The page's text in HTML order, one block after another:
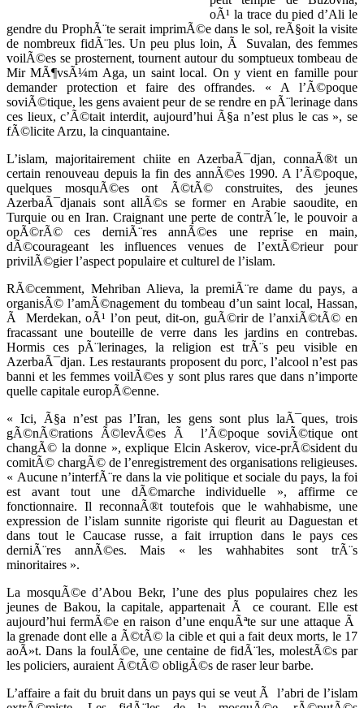
oÃ¹ la trace du pied d’Ali le
gendre du ProphÃ¨te serait imprimÃ©e dans le sol, reÃ§oit la visite
de nombreux fidÃ¨les. Un peu plus loin, Ã Suvalan, des femmes
voilÃ©es se prosternent, tournent autour du somptueux tombeau de
Mir MÃ¶vsÃ¼m Aga, un saint local. On y vient en famille pour
demander protection et faire des offrandes. « A l’Ã©poque
soviÃ©tique, les gens avaient peur de se rendre en pÃ¨lerinage dans
ces lieux, c’Ã©tait interdit, aujourd’hui Ã§a n’est plus le cas », se
fÃ©licite Arzu, la cinquantaine.
L’islam, majoritairement chiite en AzerbaÃ¯djan, connaÃ®t un
certain renouveau depuis la fin des annÃ©es 1990. A l’Ã©poque,
quelques mosquÃ©es ont Ã©tÃ© construites, des jeunes
AzerbaÃ¯djanais sont allÃ©s se former en Arabie saoudite, en
Turquie ou en Iran. Craignant une perte de contrÃ´le, le pouvoir a
opÃ©rÃ© ces derniÃ¨res annÃ©es une reprise en main,
dÃ©courageant les influences venues de l’extÃ©rieur pour
privilÃ©gier l’aspect populaire et culturel de l’islam.
RÃ©cemment, Mehriban Alieva, la premiÃ¨re dame du pays, a
organisÃ© l’amÃ©nagement du tombeau d’un saint local, Hassan,
Ã Merdekan, oÃ¹ l’on peut, dit-on, guÃ©rir de l’anxiÃ©tÃ© en
fracassant une bouteille de verre dans les jardins en contrebas.
Hormis ces pÃ¨lerinages, la religion est trÃ¨s peu visible en
AzerbaÃ¯djan. Les restaurants proposent du porc, l’alcool n’est pas
banni et les femmes voilÃ©es y sont plus rares que dans n’importe
quelle capitale europÃ©enne.
« Ici, Ã§a n’est pas l’Iran, les gens sont plus laÃ¯ques, trois
gÃ©nÃ©rations Ã©levÃ©es Ã l’Ã©poque soviÃ©tique ont
changÃ© la donne », explique Elcin Askerov, vice-prÃ©sident du
comitÃ© chargÃ© de l’enregistrement des organisations religieuses.
« Aucune n’interfÃ¨re dans la vie politique et sociale du pays, la foi
est avant tout une dÃ©marche individuelle », affirme ce
fonctionnaire. Il reconnaÃ®t toutefois que le wahhabisme, une
expression de l’islam sunnite rigoriste qui fleurit au Daguestan et
dans tout le Caucase russe, a fait irruption dans le pays ces
derniÃ¨res annÃ©es. Mais « les wahhabites sont trÃ¨s
minoritaires ».
La mosquÃ©e d’Abou Bekr, l’une des plus populaires chez les
jeunes de Bakou, la capitale, appartenait Ã ce courant. Elle est
aujourd’hui fermÃ©e en raison d’une enquÃªte sur une attaque Ã
la grenade dont elle a Ã©tÃ© la cible et qui a fait deux morts, le 17
aoÃ»t. Dans la foulÃ©e, une centaine de fidÃ¨les, molestÃ©s par
les policiers, auraient Ã©tÃ© obligÃ©s de raser leur barbe.
L’affaire a fait du bruit dans un pays qui se veut Ã l’abri de l’islam